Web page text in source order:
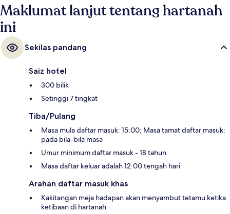
Maklumat lanjut tentang hartanah
ini
Sekilas pandang
Saiz hotel
300 bilik
Setinggi 7 tingkat
Tiba/Pulang
Masa mula daftar masuk: 15:00; Masa tamat daftar masuk:
pada bila-bila masa
Umur minimum daftar masuk - 18 tahun
Masa daftar keluar adalah 12:00 tengah hari
Arahan daftar masuk khas
Kakitangan meja hadapan akan menyambut tetamu ketika
ketibaan di hartanah